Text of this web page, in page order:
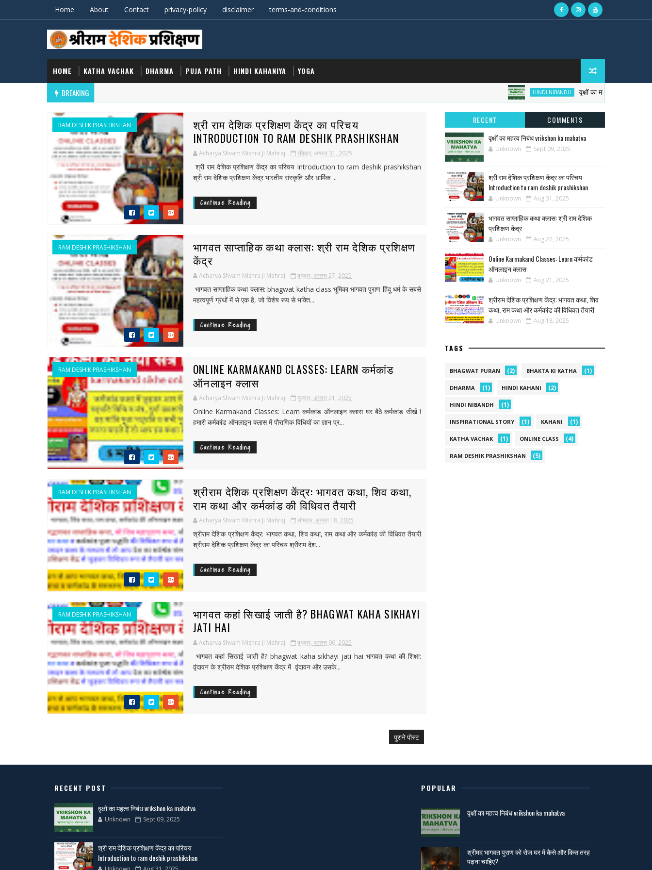
Home About Contact privacy-policy disclaimer terms-and-conditions
HOME KATHA VACHAK DHARMA PUJA PATH HINDI KAHANIYA YOGA
BREAKING HINDI NIBANDH वृक्षों का महत्व निबंध vrikshon
RAM DESHIK PRASHIKSHAN
श्री राम देशिक प्रशिक्षण केंद्र का परिचय
INTRODUCTION TO RAM DESHIK PRASHIKSHAN
Acharya Shvam Mishra Ji Mahraj रविवार, अगस्त 31, 2025
श्री राम देशिक प्रशिक्षण केंद्र का परिचय Introduction to ram deshik prashikshan
श्री राम देशिक प्रशिक्षण केंद्र भारतीय संस्कृति और धार्मिक ...
Continue Reading
RAM DESHIK PRASHIKSHAN
भागवत साप्ताहिक कथा क्लास: श्री राम देशिक प्रशिक्षण
केंद्र
Acharya Shvam Mishra Ji Mahraj बुधवार, अगस्त 27, 2025
भागवत साप्ताहिक कथा क्लास: bhagwat katha class भूमिका भागवत पुराण हिंदू धर्म के सबसे
महत्वपूर्ण ग्रंथों में से एक है, जो विशेष रूप से भक्ति...
Continue Reading
RAM DESHIK PRASHIKSHAN
ONLINE KARMAKAND CLASSES: LEARN कर्मकांड
ऑनलाइन क्लास
Acharya Shvam Mishra Ji Mahraj गुरुवार, अगस्त 21, 2025
Online Karmakand Classes: Learn कर्मकांड ऑनलाइन क्लास घर बैठे कर्मकांड सीखें !
हमारी कर्मकांड ऑनलाइन क्लास में पौराणिक विधियों का ज्ञान प्र...
Continue Reading
RAM DESHIK PRASHIKSHAN
श्रीराम देशिक प्रशिक्षण केंद्र: भागवत कथा, शिव कथा,
राम कथा और कर्मकांड की विधिवत तैयारी
Acharya Shvam Mishra Ji Mahraj सोमवार, अगस्त 18, 2025
श्रीराम देशिक प्रशिक्षण केंद्र: भागवत कथा, शिव कथा, राम कथा और कर्मकांड की विधिवत तैयारी
श्रीराम देशिक प्रशिक्षण केंद्र का परिचय श्रीराम देश...
Continue Reading
RAM DESHIK PRASHIKSHAN
भागवत कहां सिखाई जाती है? BHAGWAT KAHA SIKHAYI
JATI HAI
Acharya Shvam Mishra Ji Mahraj बुधवार, अगस्त 06, 2025
भागवत कहां सिखाई जाती है? bhagwat kaha sikhayi jati hai भागवत कथा की शिक्षा:
वृंदावन के श्रीराम देशिक प्रशिक्षण केंद्र में वृंदावन और उसके...
Continue Reading
पुराने पोस्ट
RECENT
COMMENTS
वृक्षों का महत्व निबंध vrikshon ka mahatva
Unknown Sept 09, 2025
श्री राम देशिक प्रशिक्षण केंद्र का परिचय
Introduction to ram deshik prashikshan
Unknown Aug 31, 2025
भागवत साप्ताहिक कथा क्लास: श्री राम देशिक
प्रशिक्षण केंद्र
Unknown Aug 27, 2025
Online Karmakand Classes: Learn कर्मकांड
ऑनलाइन क्लास
Unknown Aug 21, 2025
श्रीराम देशिक प्रशिक्षण केंद्र: भागवत कथा, शिव
कथा, राम कथा और कर्मकांड की विधिवत तैयारी
Unknown Aug 18, 2025
TAGS
BHAGWAT PURAN (2) BHAKTA KI KATHA (1)
DHARMA (1) HINDI KAHANI (2)
HINDI NIBANDH (1)
INSPIRATIONAL STORY (1) KAHANI (1)
KATHA VACHAK (1) ONLINE CLASS (4)
RAM DESHIK PRASHIKSHAN (5)
RECENT POST
वृक्षों का महत्व निबंध vrikshon ka mahatva
Unknown Sept 09, 2025
श्री राम देशिक प्रशिक्षण केंद्र का परिचय
Introduction to ram deshik prashikshan
POPULAR
वृक्षों का महत्व निबंध vrikshon ka mahatva
श्रीमद भागवत पुराण को रोज घर में कैसे और किस तरह
पढ़ना चाहिए?